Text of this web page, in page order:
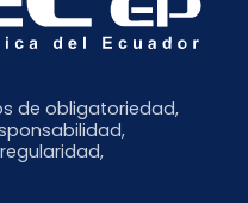
de obligatoriedad,